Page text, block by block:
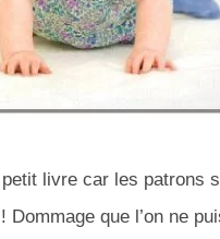
petit livre car les patrons
Dommage que l’on ne